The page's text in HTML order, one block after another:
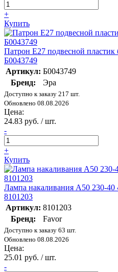
+
Купить
Патрон E27 подвесной
Б0043749
Артикул: Б0043749
Бренд:
Эра
Доступно к заказу 217 шт.
Обновлено 08.08.2026
Цена:
24.83 руб. / шт.
-
+
Купить
Лампа накаливания А50 230-
8101203
Артикул: 8101203
Бренд:
Favor
Доступно к заказу 63 шт.
Обновлено 08.08.2026
Цена:
25.01 руб. / шт.
-